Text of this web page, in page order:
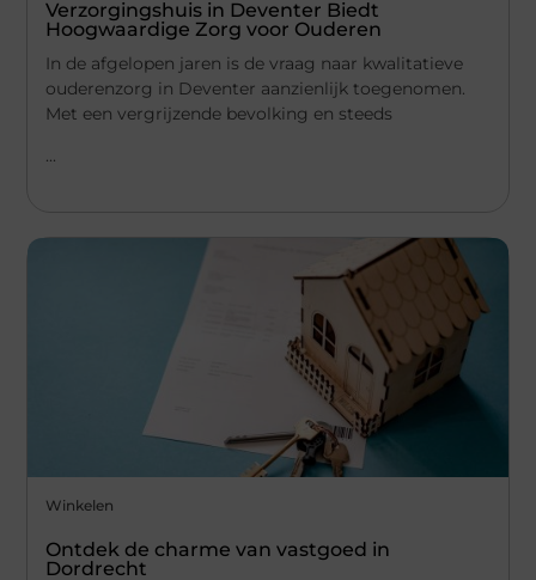
Verzorgingshuis in Deventer Biedt
Hoogwaardige Zorg voor Ouderen
In de afgelopen jaren is de vraag naar kwalitatieve
ouderenzorg in Deventer aanzienlijk toegenomen.
Met een vergrijzende bevolking en steeds
...
Winkelen
Ontdek de charme van vastgoed in
Dordrecht